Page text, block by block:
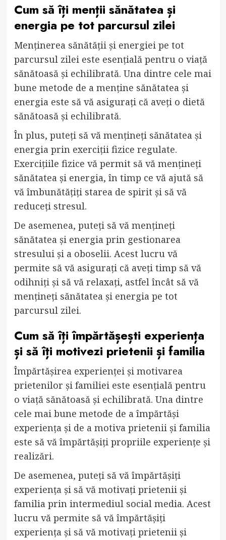
Cum să îți menții sănătatea și
energia pe tot parcursul zilei
Menținerea sănătății și energiei pe tot
parcursul zilei este esențială pentru o viață
sănătoasă și echilibrată. Una dintre cele mai
bune metode de a menține sănătatea și
energia este să vă asigurați că aveți o dietă
sănătoasă și echilibrată.
În plus, puteți să vă mențineți sănătatea și
energia prin exerciții fizice regulate.
Exercițiile fizice vă permit să vă mențineți
sănătatea și energia, în timp ce vă ajută să
vă îmbunătățiți starea de spirit și să vă
reduceți stresul.
De asemenea, puteți să vă mențineți
sănătatea și energia prin gestionarea
stresului și a oboselii. Acest lucru vă
permite să vă asigurați că aveți timp să vă
odihniți și să vă relaxați, astfel încât să vă
mențineți sănătatea și energia pe tot
parcursul zilei.
Cum să îți împărtășești experiența
și să îți motivezi prietenii și familia
Împărtășirea experienței și motivarea
prietenilor și familiei este esențială pentru
o viață sănătoasă și echilibrată. Una dintre
cele mai bune metode de a împărtăși
experiența și de a motiva prietenii și familia
este să vă împărtășiți propriile experiențe și
realizări.
De asemenea, puteți să vă împărtășiți
experiența și să vă motivați prietenii și
familia prin intermediul social media. Acest
lucru vă permite să vă împărtășiți
experiența și să vă motivați prietenii și